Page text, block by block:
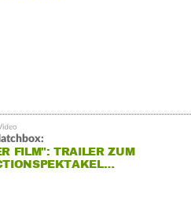
FILM": TRAILER ZUM